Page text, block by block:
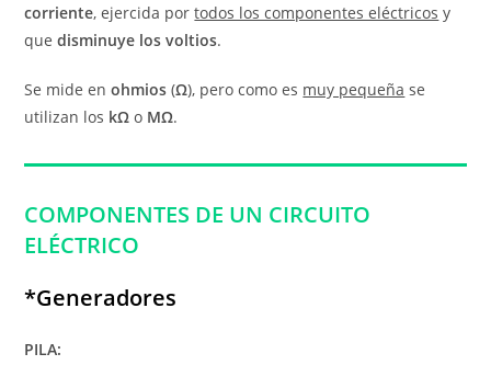
corriente, ejercida portodos los componentes eléctricos y
quedisminuye los voltios.
Se mide enohmios (Ω), pero como es muy pequeña se
utilizan los kΩ o MΩ.
COMPONENTES DE UN CIRCUITO
ELÉCTRICO
*Generadores
PILA: